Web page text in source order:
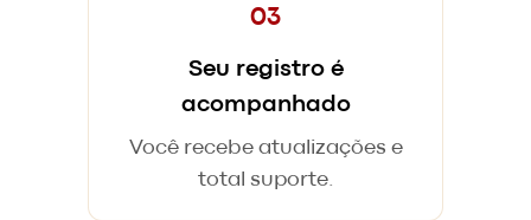
03
Seu registro é
acompanhado
Você recebe atualizações e
total suporte.